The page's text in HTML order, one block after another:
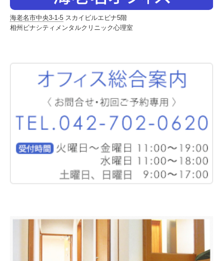
海老名市中央3-1-5 スカイビルエビナ5階
相州ビナシティメンタルクリニック心理室